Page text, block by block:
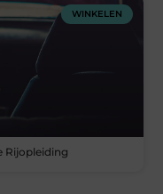
WINKELEN
Rijopleiding